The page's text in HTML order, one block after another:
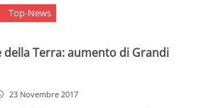
Top-News
della Terra: aumento di Grandi
23 Novembre 2017